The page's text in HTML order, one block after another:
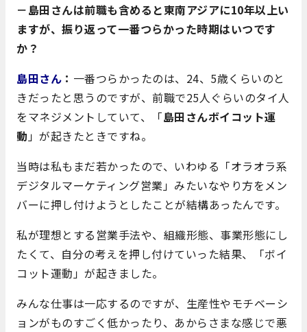
－島田さんは前職も含めると東南アジアに10年以上い
ますが、振り返って一番つらかった時期はいつです
か？
島田さん ： 一番つらかったのは、24、5歳くらいのと
きだったと思うのですが、前職で25人ぐらいのタイ人
をマネジメントしていて、「島田さんボイコット運
動 」が起きたときですね。
当時は私もまだ若かったので、いわゆる「オラオラ系
デジタルマーケティング営業」みたいなやり方をメン
バーに押し付けようとしたことが結構あったんです。
私が理想とする営業手法や、組織形態、事業形態にし
たくて、自分の考えを押し付けていった結果、「ボイ
コット運動」が起きました。
みんな仕事は一応するのですが、生産性やモチベーシ
ョンがものすごく低かったり、あからさまな感じで悪